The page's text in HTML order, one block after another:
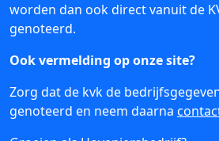
worden dan ook direct vanuit de
genoteerd.
Ook vermelding op onze site?
Zorg dat de kvk de
genoteerd en neem daarna